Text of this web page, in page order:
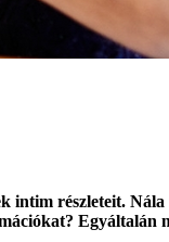
intim részleteit.
Egyáltalán